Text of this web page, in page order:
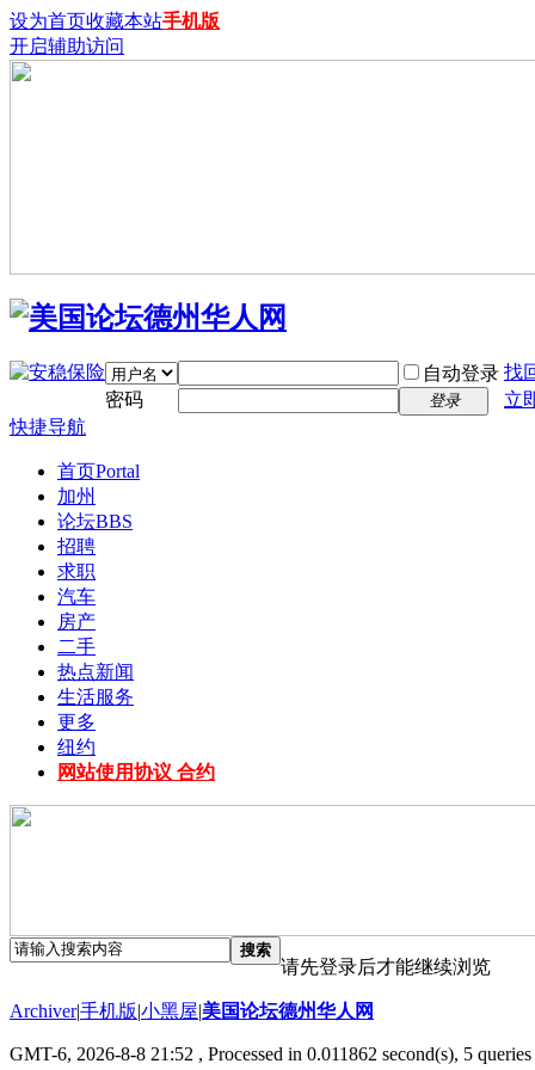
设为首页收藏本站手机版
开启辅助访问
自动登录 找
密码
登录
立
快捷导航
首页Portal
加州
论坛BBS
招聘
求职
汽车
房产
二手
热点新闻
生活服务
更多
纽约
网站使用协议 合约
搜索
请先登录后才能继续浏览
Archiver|手机版|小黑屋|美国论坛德州华人网
GMT-6, 2026-8-8 21:52 , Processed in 0.011862 second(s), 5 queries